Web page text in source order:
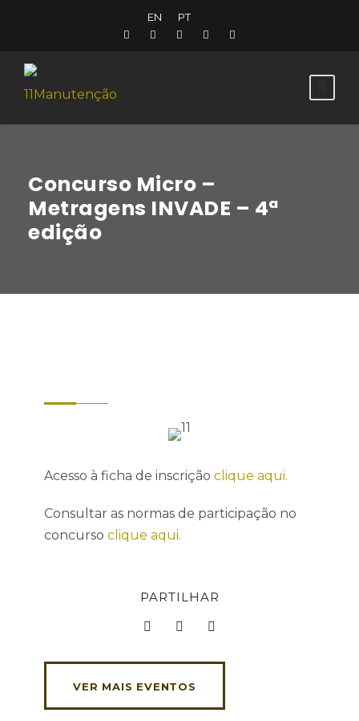
EN PT
Concurso Micro –
Metragens INVADE – 4ª
edição
Acesso à ficha de inscrição clique aqui.
Consultar as normas de participação no
concurso clique aqui.
PARTILHAR
VER MAIS EVENTOS